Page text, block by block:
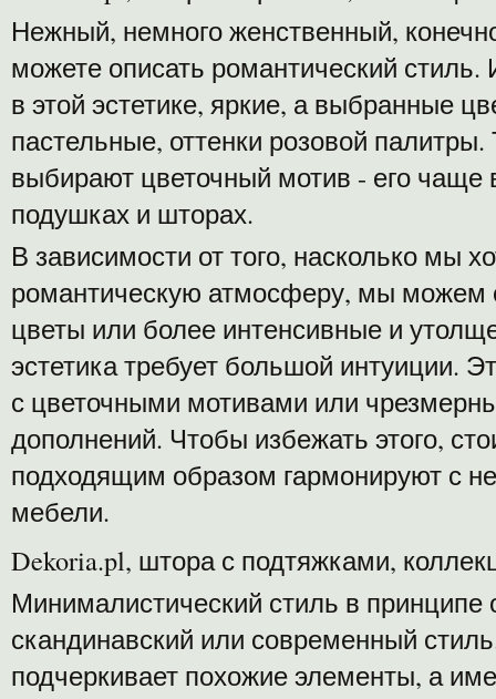
Нежный, немного женственный,
можете описать романтический
в этой эстетике, яркие, а выбранные
пастельные, оттенки розовой
выбирают цветочный мотив - его чаще
подушках и шторах.
В зависимости от того, насколько мы
романтическую атмосферу, мы можем
цветы или более интенсивные и
эстетика требует большой интуиции.
с цветочными мотивами или
дополнений. Чтобы избежать этого,
подходящим образом гармонируют с
мебели.
Dekoria.pl, штора с подтяжками,
Минималистический стиль в принципе
скандинавский или современный
подчеркивает похожие элементы, а